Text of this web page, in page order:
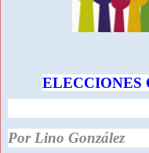
ELECCIONES
Por Lino González